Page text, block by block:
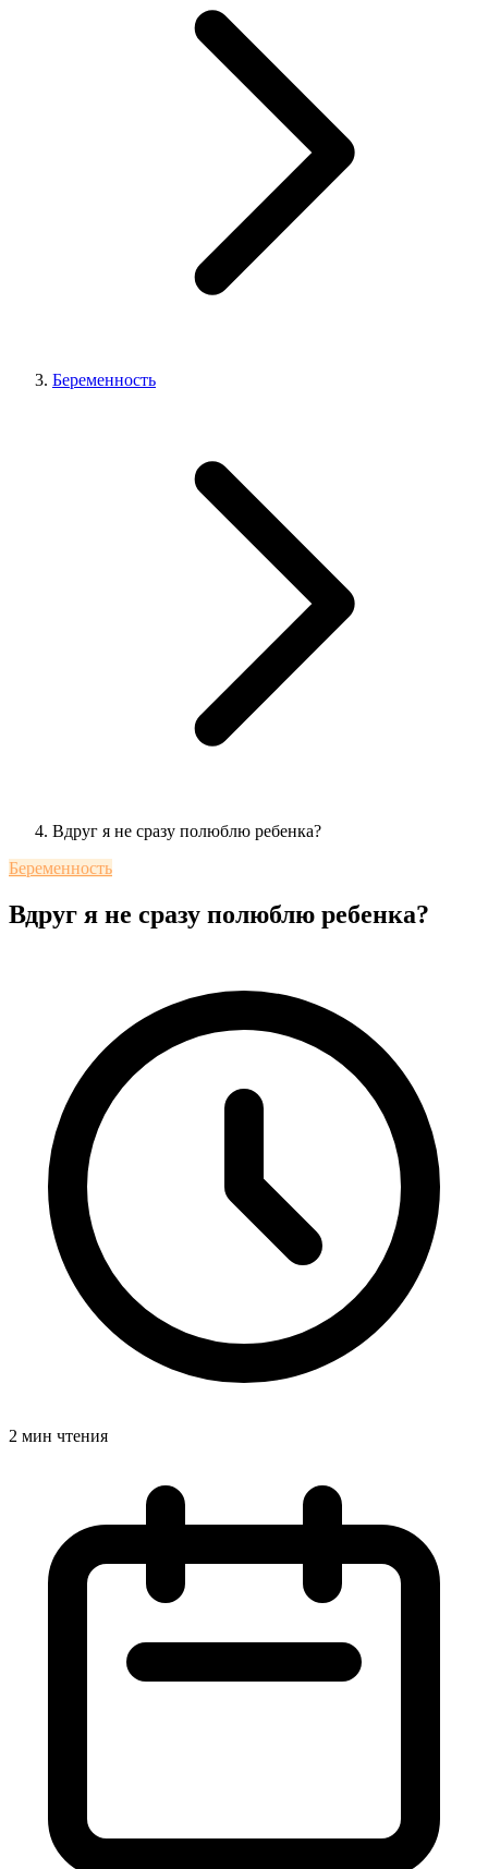
Беременность
Вдруг я не сразу полюблю ребенка?
Беременность
Вдруг я не сразу полюблю ребенка?
2 мин чтения